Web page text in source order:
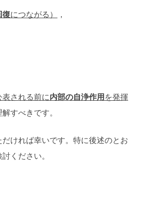
復につながる） ，
される前に内部の自浄作用 を発揮
すべきです。
ければ幸いです。特に後述のとお
ください。